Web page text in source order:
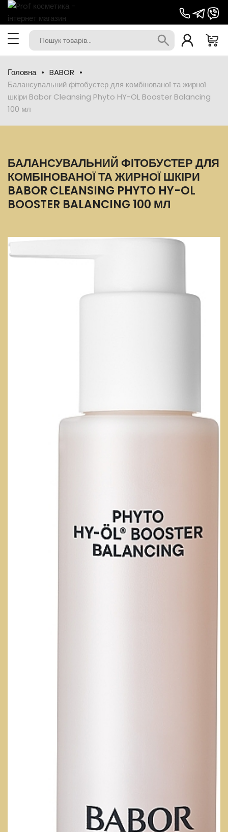
Головна
BABOR
Балансувальний фітобустер для комбінованої та жирної
шкіри Babor Cleansing Phyto HY-OL Booster Balancing
100 мл
БАЛАНСУВАЛЬНИЙ ФІТОБУСТЕР ДЛЯ
КОМБІНОВАНОЇ ТА ЖИРНОЇ ШКІРИ
BABOR CLEANSING PHYTO HY-OL
BOOSTER BALANCING 100 МЛ